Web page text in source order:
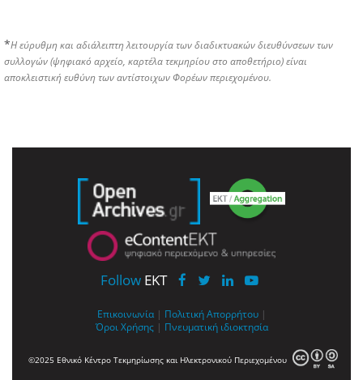
*Η εύρυθμη και αδιάλειπτη λειτουργία των διαδικτυακών διευθύνσεων των
συλλογών (ψηφιακό αρχείο, καρτέλα τεκμηρίου στο αποθετήριο) είναι
αποκλειστική ευθύνη των αντίστοιχων Φορέων περιεχομένου.
Follow EKT
Επικοινωνία | Πολιτική Απορρήτου |
Όροι Χρήσης | Πνευματική ιδιοκτησία
©2025 Εθνικό Κέντρο Τεκμηρίωσης και Ηλεκτρονικού Περιεχομένου